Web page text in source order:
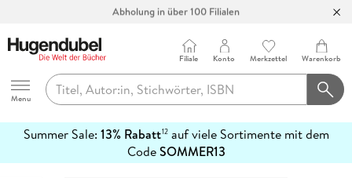
Abholung in über 100 Filialen
Hugendubel
Menu
Filiale Konto Merkzettel Warenkorb
Summer Sale: 13% Rabatt12auf viele Sortimente mit dem
CodeSOMMER13
erfahren